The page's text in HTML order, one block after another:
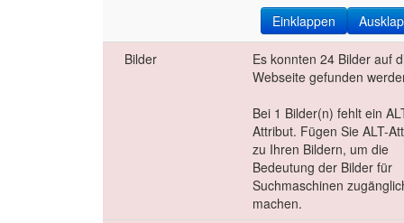
Einklappen
Bilder
Es konnten 24 Bilder auf
Webseite gefunden
Bei 1 Bilder(n) fehlt ein
Attribut. Fügen Sie ALT-
zu Ihren Bildern, um die
Bedeutung der Bilder für
Suchmaschinen
machen.